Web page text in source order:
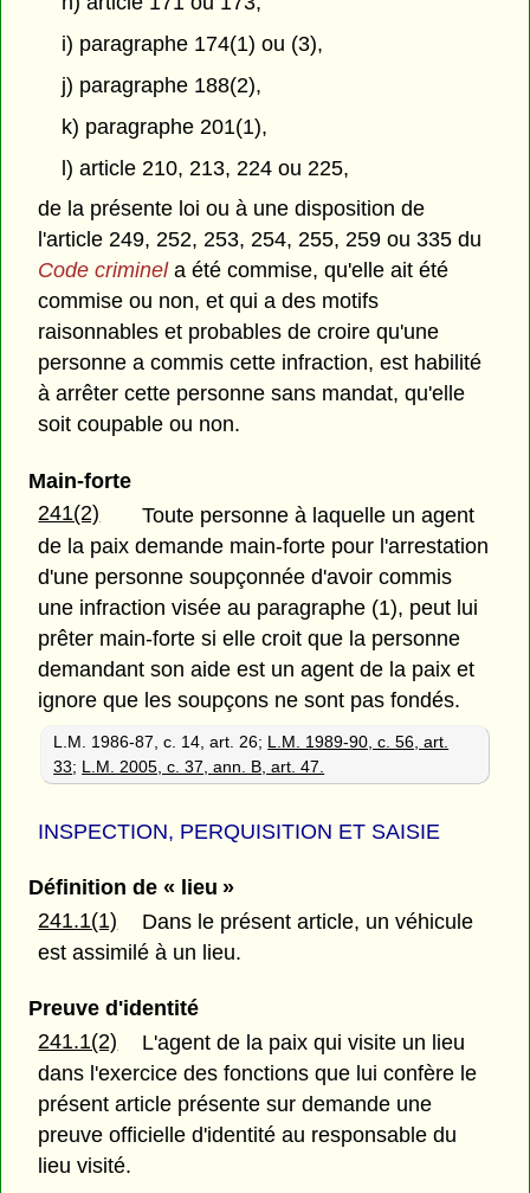
i) paragraphe 174(1) ou (3),
j) paragraphe 188(2),
k) paragraphe 201(1),
l) article 210, 213, 224 ou 225,
de la présente loi ou à une disposition de
l'article 249, 252, 253, 254, 255, 259 ou 335 du
Code criminela été commise, qu'elle ait été
commise ou non, et qui a des motifs
raisonnables et probables de croire qu'une
personne a commis cette infraction, est habilité
à arrêter cette personne sans mandat, qu'elle
soit coupable ou non.
Main-forte
241(2)
Toute personne à laquelle un agent
de la paix demande main-forte pour l'arrestation
d'une personne soupçonnée d'avoir commis
une infraction visée au paragraphe (1), peut lui
prêter main-forte si elle croit que la personne
demandant son aide est un agent de la paix et
ignore que les soupçons ne sont pas fondés.
L.M. 1986-87, c. 14, art. 26; L.M. 1989-90, c. 56, art.
33; L.M. 2005, c. 37, ann. B, art. 47.
INSPECTION, PERQUISITION ET SAISIE
Définition de « lieu »
241.1(1)
Dans le présent article, un véhicule
est assimilé à un lieu.
Preuve d'identité
241.1(2)
L'agent de la paix qui visite un lieu
dans l'exercice des fonctions que lui confère le
présent article présente sur demande une
preuve officielle d'identité au responsable du
lieu visité.